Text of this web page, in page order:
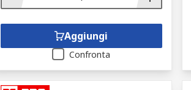
Aggiungi
Confronta